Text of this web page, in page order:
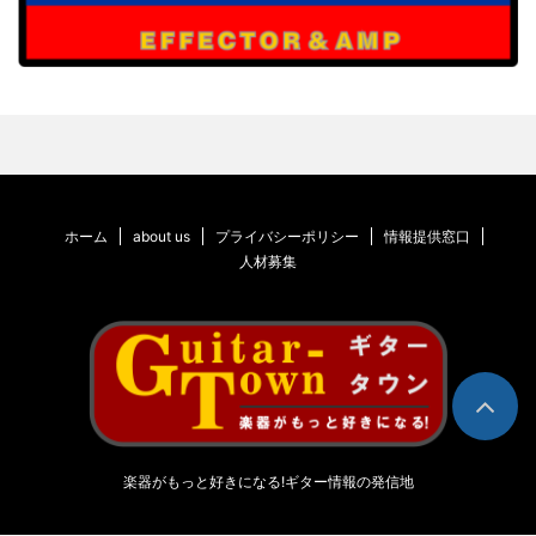
ホーム about us プライバシーポリシー
情報提供窓口
人材募集
楽器がもっと好きになる!ギター情報の発信地
© 2026 ギタータウン